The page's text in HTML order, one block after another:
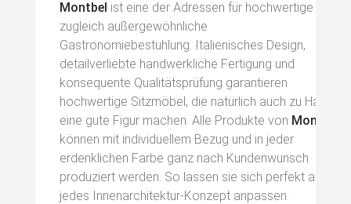
Montbel ist eine der Adressen für hochwertige und
zugleich außergewöhnliche
Gastronomiebestuhlung. Italienisches Design,
detailverliebte handwerkliche Fertigung und
konsequente Qualitätsprüfung garantieren
hochwertige Sitzmöbel, die natürlich auch zu Hause
eine gute Figur machen. Alle Produkte von Montbel
können mit individuellem Bezug und in jeder
erdenklichen Farbe ganz nach Kundenwunsch
produziert werden. So lassen sie sich perfekt an
jedes Innenarchitektur-Konzept anpassen.